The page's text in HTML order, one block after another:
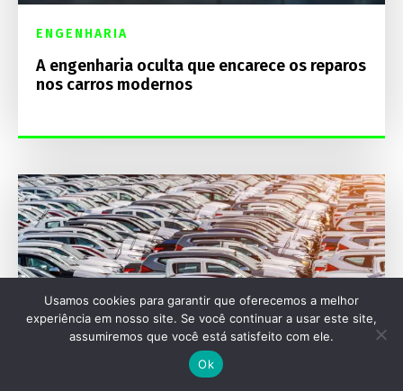
ENGENHARIA
A engenharia oculta que encarece os reparos
nos carros modernos
Usamos cookies para garantir que oferecemos a melhor
experiência em nosso site. Se você continuar a usar este site,
assumiremos que você está satisfeito com ele.
Ok